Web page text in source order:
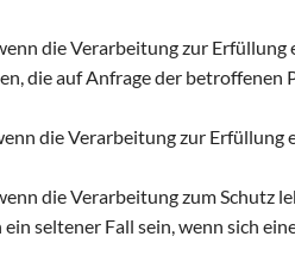
die Verarbeitung zur
die auf Anfrage der betroffenen
die Verarbeitung zur
die Verarbeitung zum Schutz
seltener Fall sein, wenn sich